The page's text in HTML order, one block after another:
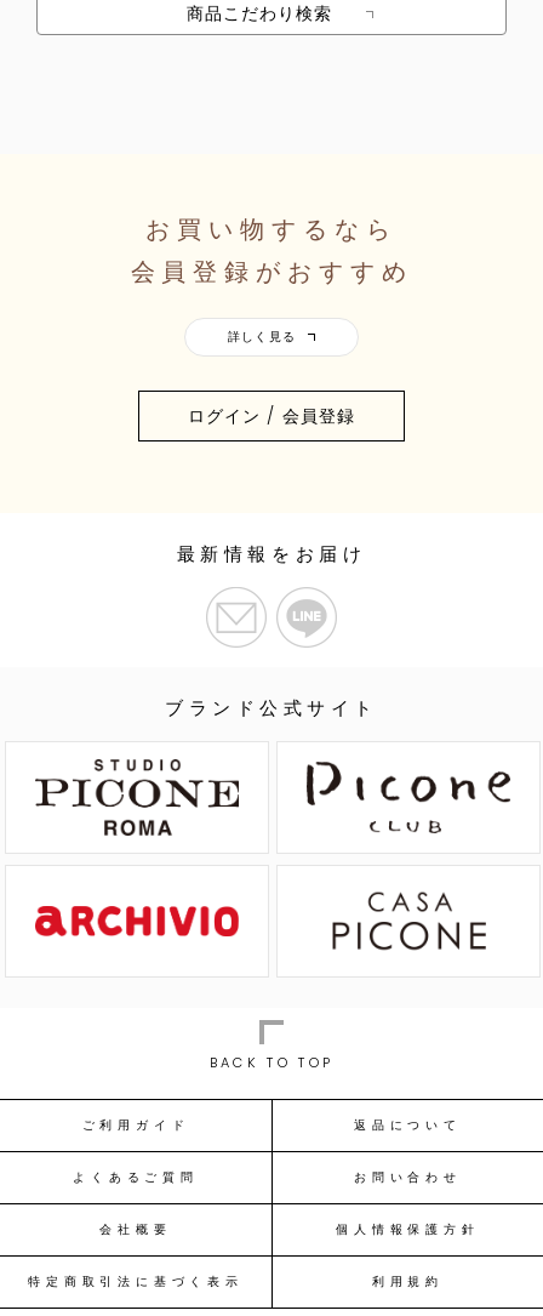
商品こだわり検索
お買い物するなら
会員登録がおすすめ
ログイン / 会員登録
ブランド公式サイト
最新情報をお届け
BACK TO TOP
ご利用ガイド 返品について
よくあるご質問 お問い合わせ
会社概要 個人情報保護方針
特定商取引法に基づく表示 利用規約